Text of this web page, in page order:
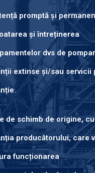
promptă și
și întreținerea
dvs de
extinse și/sau servicii
de schimb de origine, cu
producătorului, care
funcționarea